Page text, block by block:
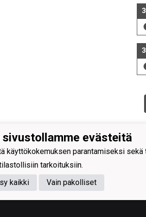
sivustollamme evästeitä
käyttökokemuksen parantamiseksi
tarkoituksiin.
kaikki
Vain pakolliset